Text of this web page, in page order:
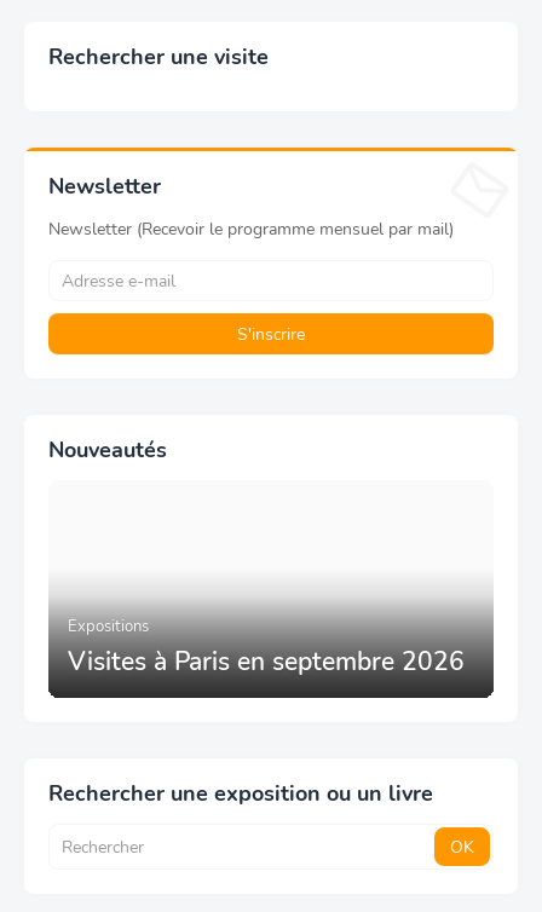
Rechercher une visite
Newsletter
Newsletter (Recevoir le programme mensuel par mail)
Nouveautés
Expositions
Visites à Paris en septembre 2026
Rechercher une exposition ou un livre